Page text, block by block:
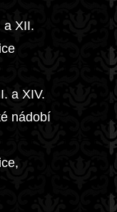
a XII.
a XIV.
nádobí